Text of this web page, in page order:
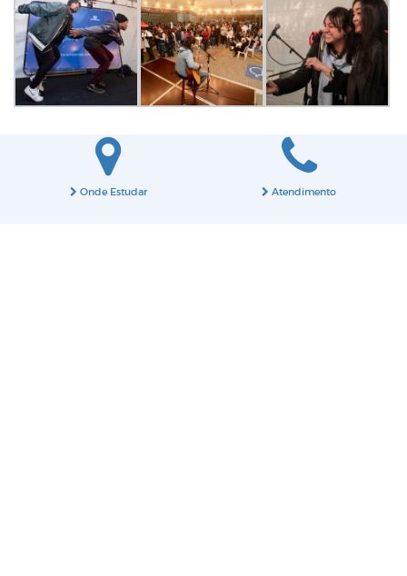
Onde Estudar Atendimento